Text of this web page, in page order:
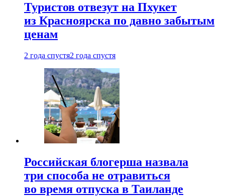
Туристов отвезут на Пхукет
из Красноярска по давно забытым
ценам
2 года спустя2 года спустя
Российская блогерша назвала
три способа не отравиться
во время отпуска в Таиланде